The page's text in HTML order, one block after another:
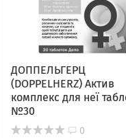
ДОППЕЛЬГЕРЦ
(DOPPELHERZ) Актив
комплекс для неї
№30
0